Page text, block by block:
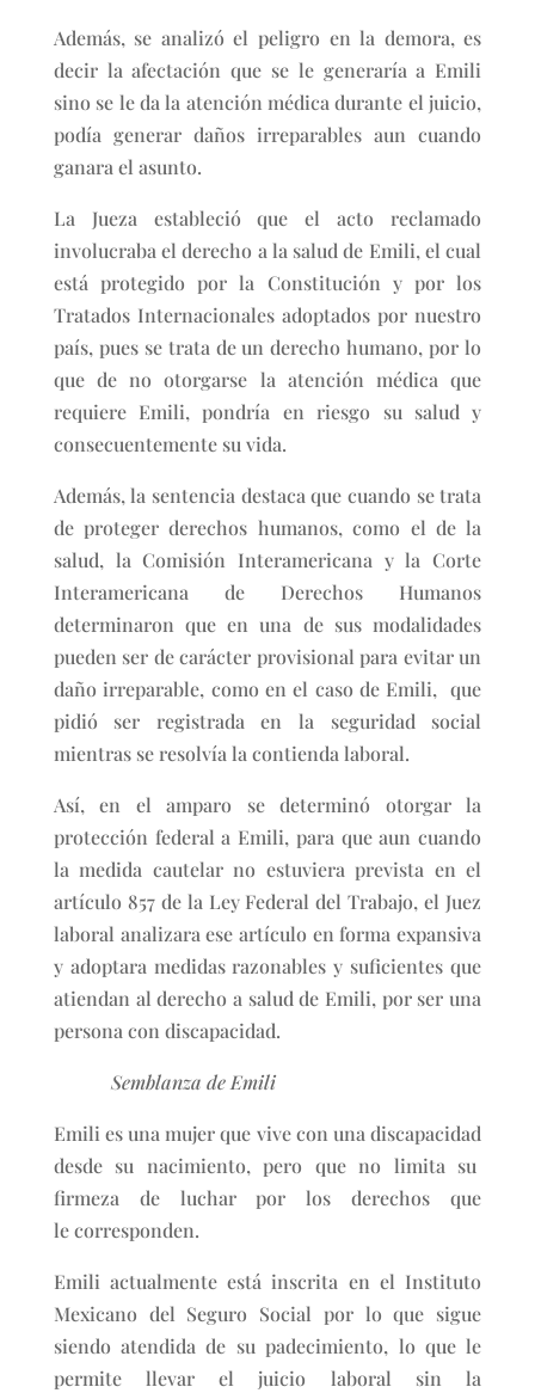
Además, se analizó el peligro en la demora, es
decir la afectación que se le generaría a Emili
sino se le da la atención médica durante el juicio,
podía generar daños irreparables aun cuando
ganara el asunto.
La Jueza estableció que el acto reclamado
involucraba el derecho a la salud de Emili, el cual
está protegido por la Constitución y por los
Tratados Internacionales adoptados por nuestro
país, pues se trata de un derecho humano, por lo
que de no otorgarse la atención médica que
requiere Emili, pondría en riesgo su salud y
consecuentemente su vida.
Además, la sentencia destaca que cuando se trata
de proteger derechos humanos, como el de la
salud, la Comisión Interamericana y la Corte
Interamericana de Derechos Humanos
determinaron que en una de sus modalidades
pueden ser de carácter provisional para evitar un
daño irreparable, como en el caso de Emili, que
pidió ser registrada en la seguridad social
mientras se resolvía la contienda laboral.
Así, en el amparo se determinó otorgar la
protección federal a Emili, para que aun cuando
la medida cautelar no estuviera prevista en el
artículo 857 de la Ley Federal del Trabajo, el Juez
laboral analizara ese artículo en forma expansiva
y adoptara medidas razonables y suficientes que
atiendan al derecho a salud de Emili, por ser una
persona con discapacidad.
Semblanza de Emili
Emili es una mujer que vive con una discapacidad
desde su nacimiento, pero que no limita su
firmeza de luchar por los derechos que
le corresponden.
Emili actualmente está inscrita en el Instituto
Mexicano del Seguro Social por lo que sigue
siendo atendida de su padecimiento, lo que le
permite llevar el juicio laboral sin la